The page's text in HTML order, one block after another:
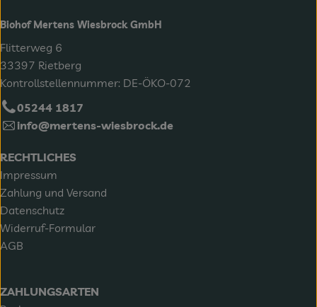
Biohof Mertens Wiesbrock GmbH
Flitterweg 6
33397 Rietberg
Kontrollstellennummer: DE-ÖKO-072
05244 1817
info@mertens-wiesbrock.de
RECHTLICHES
Impressum
Zahlung und Versand
Datenschutz
Widerruf-Formular
AGB
ZAHLUNGSARTEN